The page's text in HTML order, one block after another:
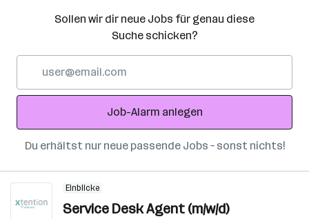
Sollen wir dir neue Jobs für genau diese
Suche schicken?
Adresse
Job-Alarm anlegen
Du erhältst nur neue passende Jobs – sonst nichts!
Einblicke
Service Desk Agent (m/w/d)